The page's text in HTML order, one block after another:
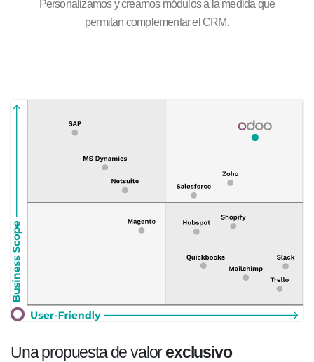
Personalizamos y creamos módulos a la medida que
permitan complementar el CRM.
Una propuesta de valorexclusivo